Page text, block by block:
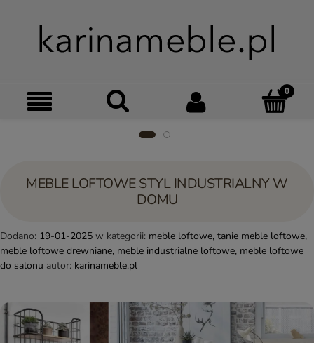
Menu Szukaj Moje
MEBLE LOFTOWE STYL INDUSTRIALNY W
DOMU
Dodano: 19-01-2025 w kategorii: meble loftowe, tanie meble loftowe,
meble loftowe drewniane, meble industrialne loftowe, meble loftowe
do salonu autor: karinameble.pl